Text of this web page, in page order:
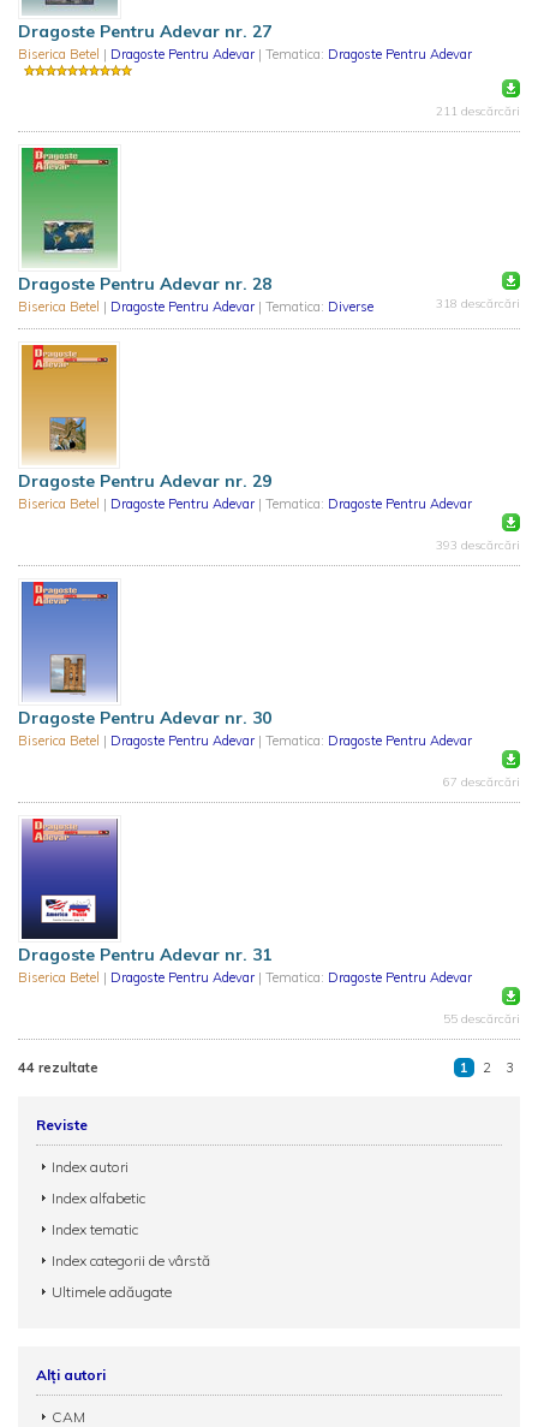
Dragoste Pentru Adevar nr. 27
Biserica Betel | Dragoste Pentru Adevar | Tematica: Dragoste Pentru Adevar
211 descărcări
Dragoste Pentru Adevar nr. 28
Biserica Betel | Dragoste Pentru Adevar | Tematica: Diverse 318 descărcări
Dragoste Pentru Adevar nr. 29
Biserica Betel | Dragoste Pentru Adevar | Tematica: Dragoste Pentru Adevar
393 descărcări
Dragoste Pentru Adevar nr. 30
Biserica Betel | Dragoste Pentru Adevar | Tematica: Dragoste Pentru Adevar
67 descărcări
Dragoste Pentru Adevar nr. 31
Biserica Betel | Dragoste Pentru Adevar | Tematica: Dragoste Pentru Adevar
55 descărcări
44 rezultate 1 2 3
Reviste
Index autori
Index alfabetic
Index tematic
Index categorii de vârstă
Ultimele adăugate
Alți autori
CAM